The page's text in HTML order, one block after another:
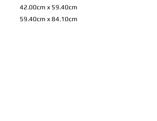
42.00cm x 59.40cm
59.40cm x 84.10cm